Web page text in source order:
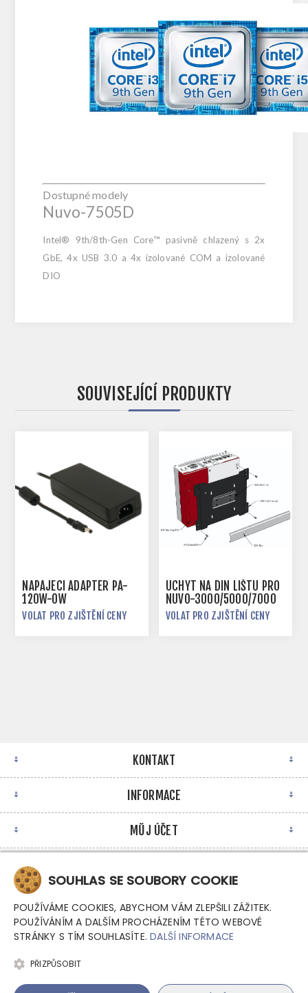
Dostupné modely
Nuvo-7505D
Intel® 9th/8th-Gen Core™ pasivně chlazený s 2x
GbE, 4x USB 3.0 a 4x izolované COM a izolované
DIO
SOUVISEJÍCÍ PRODUKTY
NAPÁJECÍ ADAPTÉR PA-
120W-OW
VOLAT PRO ZJIŠTĚNÍ CENY
ÚCHYT NA DIN LIŠTU PRO
NUVO-3000/5000/7000
VOLAT PRO ZJIŠTĚNÍ CENY
KONTAKT
INFORMACE
MŮJ ÚČET
SOUHLAS SE SOUBORY COOKIE
POUŽÍVÁME COOKIES, ABYCHOM VÁM ZLEPŠILI ZÁŽITEK.
POUŽÍVÁNÍM A DALŠÍM PROCHÁZENÍM TÉTO WEBOVÉ
STRÁNKY S TÍM SOUHLASÍTE.DALŠÍ INFORMACE
PŘIZPŮSOBIT